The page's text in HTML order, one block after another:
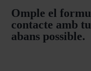
Omple el
contacte amb
abans possible.